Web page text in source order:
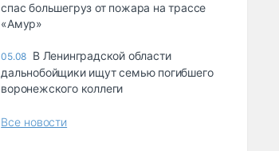
спас большегруз от пожара на трассе
«Амур»
05.08 В Ленинградской области
дальнобойщики ищут семью погибшего
воронежского коллеги
Все новости